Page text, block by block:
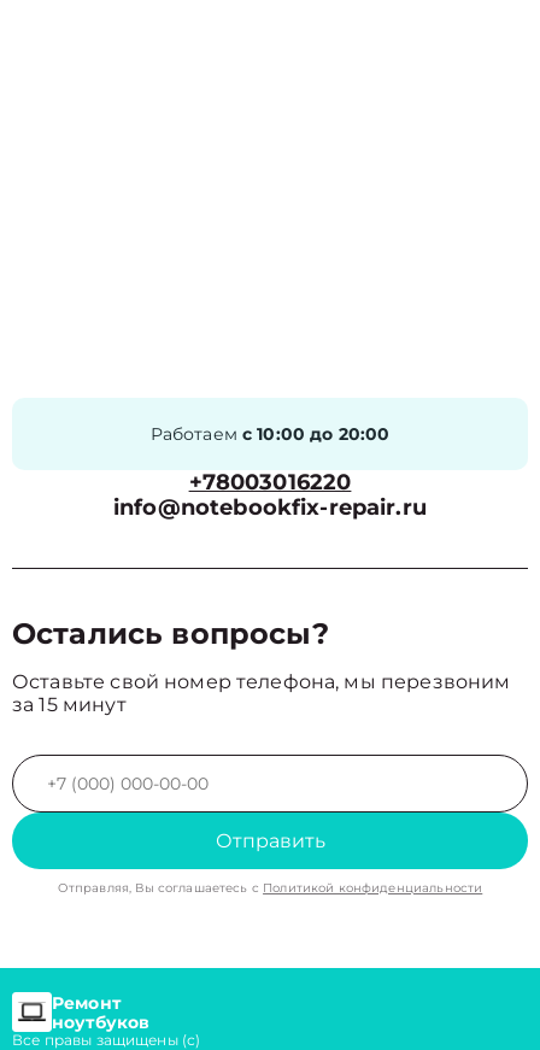
Работаем с 10:00 до 20:00
+78003016220
info@notebookfix-repair.ru
Остались вопросы?
Оставьте свой номер телефона, мы перезвоним
за 15 минут
Отправить
Отправляя, Вы соглашаетесь с Политикой конфиденциальности
Ремонт
ноутбуков
Все правы защищены (с)